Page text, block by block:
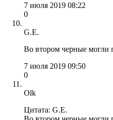
7 июля 2019 08:22
0
G.E.
Во втором черные могли
7 июля 2019 09:50
0
Olk
Цитата: G.E.